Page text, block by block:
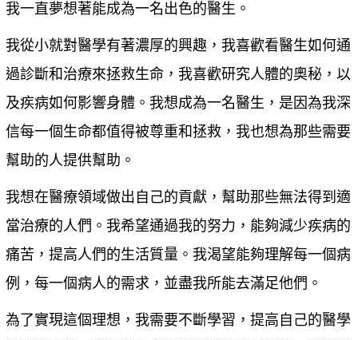
我一直夢想著能成為一名出色的醫生。
我從小就對醫學有著濃厚的興趣，我喜歡看醫生如何通
過診斷和治療來拯救生命，我喜歡研究人體的奧秘，以
及疾病如何影響身體。我想成為一名醫生，是因為我深
信每一個生命都值得被尊重和拯救，我也想為那些需要
幫助的人提供幫助。
我想在醫療領域做出自己的貢獻，幫助那些無法得到適
當治療的人們。我希望通過我的努力，能夠減少疾病的
痛苦，提高人們的生活質量。我渴望能夠理解每一個病
例，每一個病人的需求，並盡我所能去滿足他們。
為了實現這個理想，我需要不斷學習，提高自己的醫學